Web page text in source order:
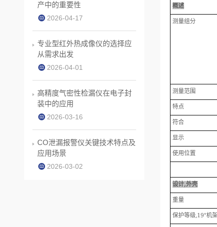
概述
测量组分
测量范围
特点
符合
显示
使用位置
设计,外壳
重量
保护等级,19"机
产中的重要性
2026-04-17
专业型红外热成像仪的选择应
从需求出发
2026-04-01
高精度气密性检漏仪在电子封
装中的应用
2026-03-16
CO泄漏报警仪关键技术特点及
应用场景
2026-03-02